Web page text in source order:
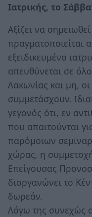
Ιατρικής, το
Αξίζει να
πραγματοποιείται
εξειδικευμένο
απευθύνεται σε
Λακωνίας και μη,
συμμετάσχουν.
γεγονός ότι, εν
που απαιτούνται
παρόμοιων
χώρας, η
Επείγουσας
διοργανώνει το
δωρεάν.
Λόγω της συνεχώς